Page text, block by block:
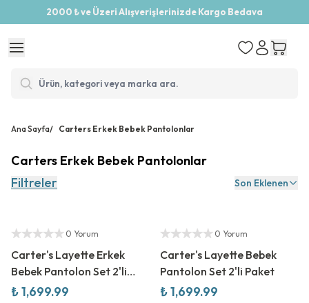
2000 ₺ ve Üzeri Alışverişlerinizde Kargo Bedava
Ana Sayfa/ Carters Erkek Bebek Pantolonlar
Carters Erkek Bebek Pantolonlar
Filtreler
Son Eklenen
0 Yorum
Carter's Layette Erkek
Bebek Pantolon Set 2'li
Paket
₺ 1,699.99
0 Yorum
Carter's Layette Bebek
Pantolon Set 2'li Paket
₺ 1,699.99